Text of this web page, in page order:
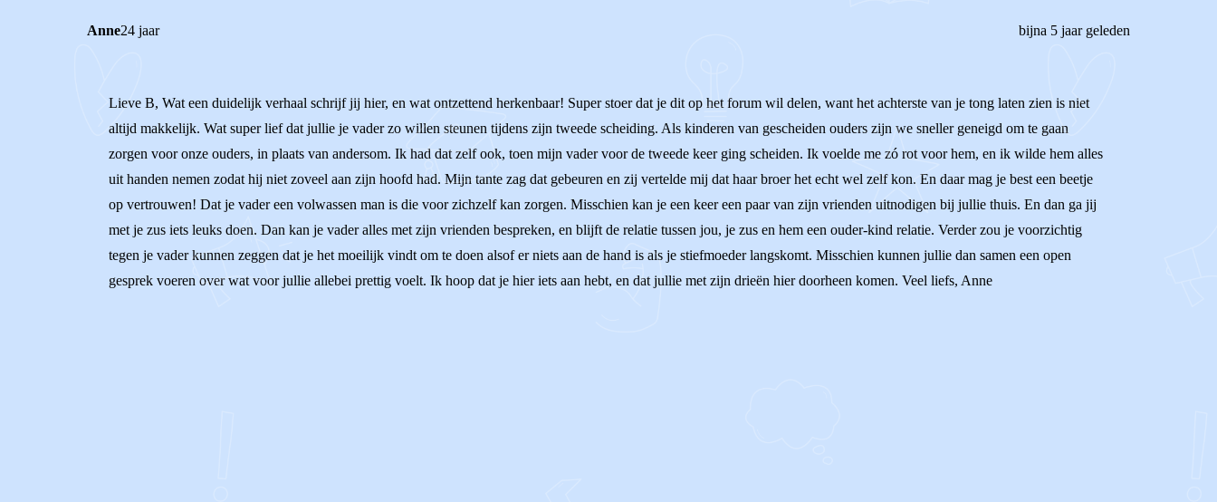
Anne24 jaar bijna 5 jaar geleden
Lieve B, Wat een duidelijk verhaal schrijf jij hier, en wat ontzettend herkenbaar! Super stoer dat je dit op het forum wil delen, want het achterste van je tong laten zien is niet
altijd makkelijk. Wat super lief dat jullie je vader zo willen steunen tijdens zijn tweede scheiding. Als kinderen van gescheiden ouders zijn we sneller geneigd om te gaan
zorgen voor onze ouders, in plaats van andersom. Ik had dat zelf ook, toen mijn vader voor de tweede keer ging scheiden. Ik voelde me zó rot voor hem, en ik wilde hem alles
uit handen nemen zodat hij niet zoveel aan zijn hoofd had. Mijn tante zag dat gebeuren en zij vertelde mij dat haar broer het echt wel zelf kon. En daar mag je best een beetje
op vertrouwen! Dat je vader een volwassen man is die voor zichzelf kan zorgen. Misschien kan je een keer een paar van zijn vrienden uitnodigen bij jullie thuis. En dan ga jij
met je zus iets leuks doen. Dan kan je vader alles met zijn vrienden bespreken, en blijft de relatie tussen jou, je zus en hem een ouder-kind relatie. Verder zou je voorzichtig
tegen je vader kunnen zeggen dat je het moeilijk vindt om te doen alsof er niets aan de hand is als je stiefmoeder langskomt. Misschien kunnen jullie dan samen een open
gesprek voeren over wat voor jullie allebei prettig voelt. Ik hoop dat je hier iets aan hebt, en dat jullie met zijn drieën hier doorheen komen. Veel liefs, Anne